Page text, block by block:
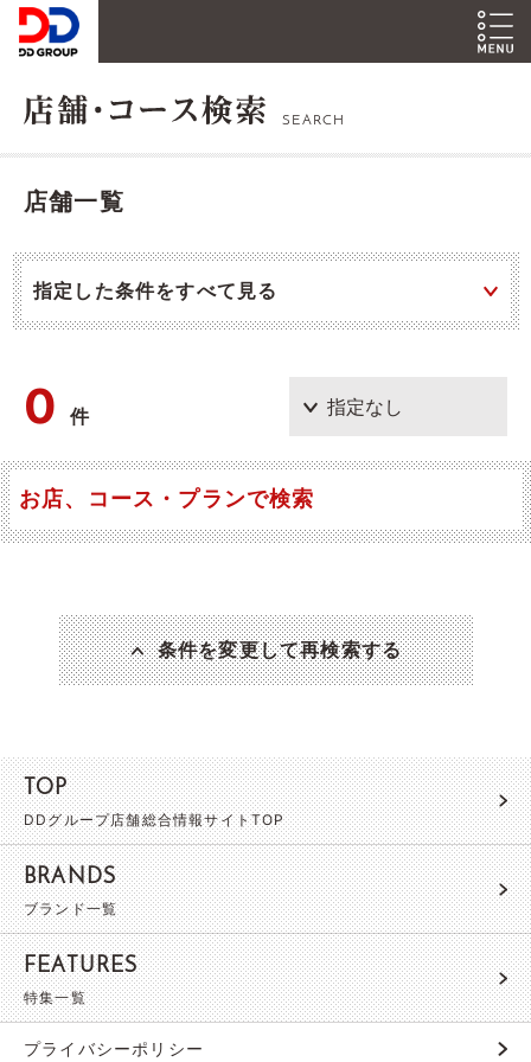
SEARCH
店舗一覧
指定した条件をすべて見る
0件
お店、コース・プランで検索
条件を変更して再検索する
TOP
DDグループ店舗総合情報サイトTOP
BRANDS
ブランド一覧
FEATURES
特集一覧
プライバシーポリシー